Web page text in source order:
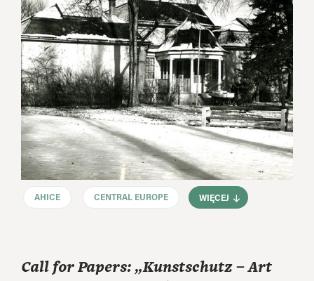
AHICE CENTRAL EUROPE WIĘCEJ
Call for Papers: „Kunstschutz – Art